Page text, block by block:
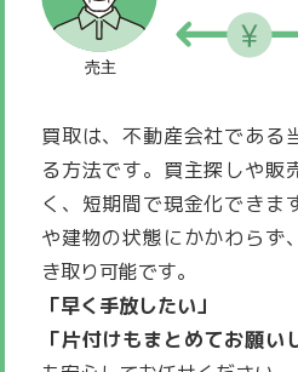
買取は、不動産会社である
る方法です。買主探しや販
く、短期間で現金化できま
や建物の状態にかかわらず
き取り可能です。
「早く手放したい」
「片付けもまとめてお願い